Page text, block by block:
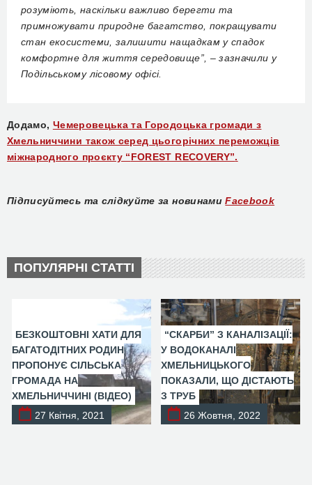
розуміють, наскільки важливо берегти та
примножувати природне багатство, покращувати
стан екосистеми, залишити нащадкам у спадок
комфортне для життя середовище”, – зазначили у
Подільському лісовому офісі.
Додамо, Чемеровецька та Городоцька громади з
Хмельниччини також серед цьогорічних переможців
міжнародного проєкту “FOREST RECOVERY”.
Підписуйтесь та слідкуйте за новинами Facebook
ПОПУЛЯРНІ СТАТТІ
БЕЗКОШТОВНІ ХАТИ ДЛЯ
БАГАТОДІТНИХ РОДИН
ПРОПОНУЄ СІЛЬСЬКА
ГРОМАДА НА
ХМЕЛЬНИЧЧИНІ (ВІДЕО)
27 Квітня, 2021
“СКАРБИ” З КАНАЛІЗАЦІЇ:
У ВОДОКАНАЛІ
ХМЕЛЬНИЦЬКОГО
ПОКАЗАЛИ, ЩО ДІСТАЮТЬ
З ТРУБ
26 Жовтня, 2022